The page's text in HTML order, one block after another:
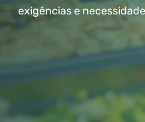
exigências e